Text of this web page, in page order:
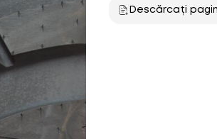
Descărcați